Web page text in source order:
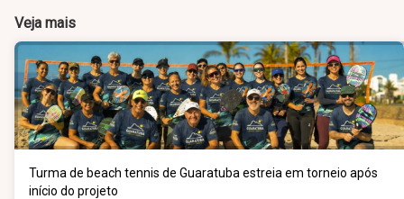
Veja mais
Turma de beach tennis de Guaratuba estreia em torneio após
início do projeto